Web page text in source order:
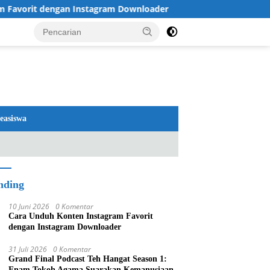
Instagram Downloader Review TV LG 2026: OLED dan
10 Juni 2026 0 Komentar
Cara Unduh Konten Instagram Favorit
dengan Instagram Downloader
31 Juli 2026 0 Komentar
Grand Final Podcast Teh Hangat Season 1: